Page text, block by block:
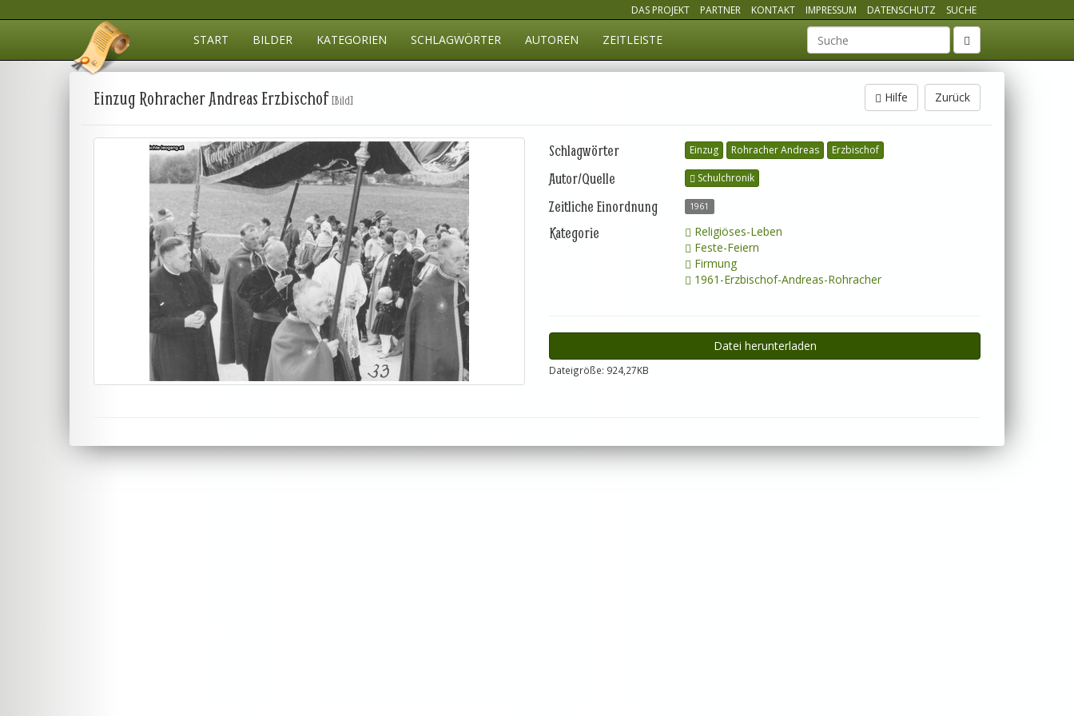
DAS PROJEKT PARTNER KONTAKT IMPRESSUM DATENSCHUTZ SUCHE
START BILDER KATEGORIEN SCHLAGWÖRTER AUTOREN ZEITLEISTE Suchbegriff
Zurück
Hilfe
Einzug Rohracher Andreas Erzbischof[Bild]
Schlagwörter Einzug Rohracher Andreas Erzbischof
Autor/Quelle Schulchronik
Zeitliche Einordnung 1961
Kategorie
Religiöses-Leben
Feste-Feiern
Firmung
1961-Erzbischof-Andreas-Rohracher
Datei herunterladen
Dateigröße: 924,27KB